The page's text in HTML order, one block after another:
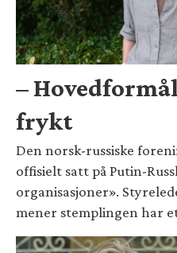
–
frykt
Den norsk-russiske
offisielt satt på Putin-
organisasjoner».
mener stemplingen har